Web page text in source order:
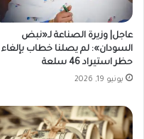
عاجل| وزيرة الصناعة لـ«نبض
السودان»: لم يصلنا خطاب بإلغاء
حظر استيراد 46 سلعة
يونيو 19, 2026